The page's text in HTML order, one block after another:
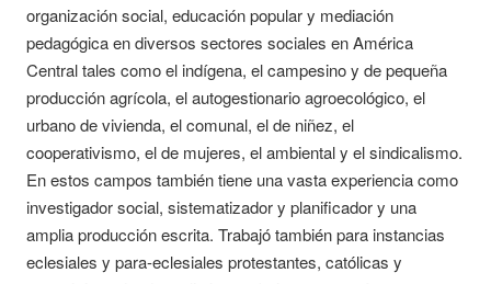
organización social, educación popular y mediación
pedagógica en diversos sectores sociales en América
Central tales como el indígena, el campesino y de pequeña
producción agrícola, el autogestionario agroecológico, el
urbano de vivienda, el comunal, el de niñez, el
cooperativismo, el de mujeres, el ambiental y el sindicalismo.
En estos campos también tiene una vasta experiencia como
investigador social, sistematizador y planificador y una
amplia producción escrita. Trabajó también para instancias
eclesiales y para-eclesiales protestantes, católicas y